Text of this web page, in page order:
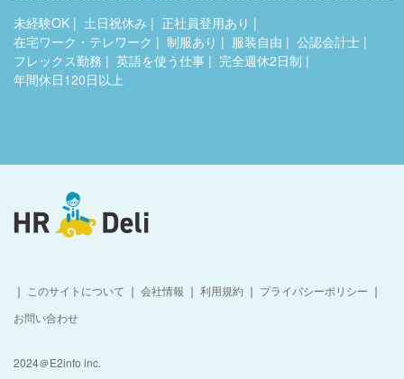
未経験OK 土日祝休み
正社員登用あり
在宅ワーク・テレワーク
制服あり 服装自由
公認会計士
フレックス勤務
英語を使う仕事
完全週休2日制
年間休日120日以上
｜ このサイトについて ｜ 会社情報 ｜ 利用規約 ｜ プライバシーポリシー ｜
お問い合わせ
2024＠E2info inc.